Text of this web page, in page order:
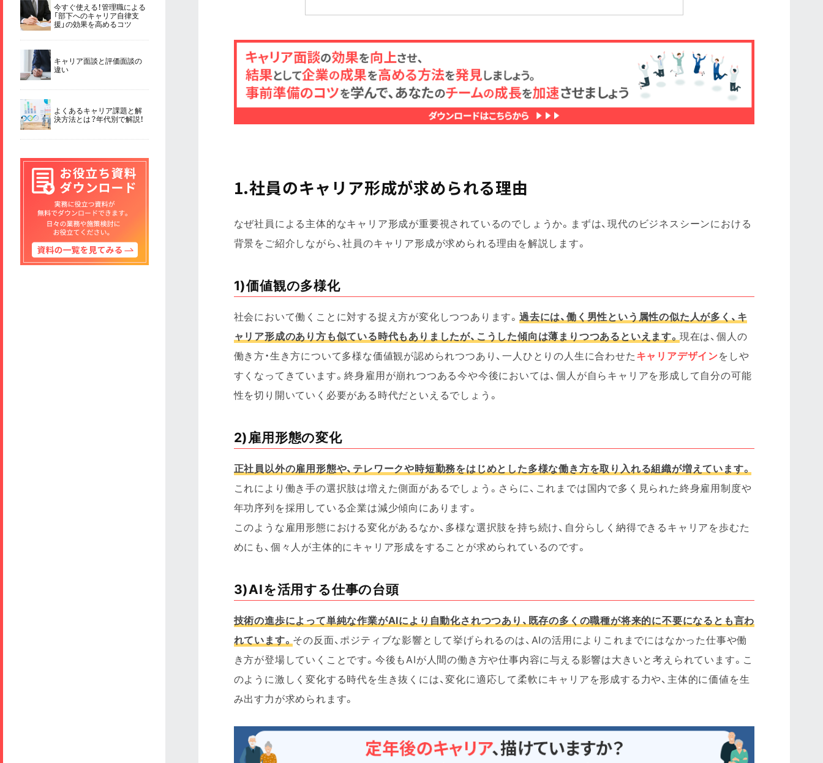
今すぐ使える！管理職による
「部下へのキャリア自律支
援」の効果を高めるコツ
キャリア面談と評価面談の
違い
よくあるキャリア課題と解
決方法とは？年代別で解説！
1.社員のキャリア形成が求められる理由
なぜ社員による主体的なキャリア形成が重要視されているのでしょうか。まずは、現代のビジネスシーンにおける
背景をご紹介しながら、社員のキャリア形成が求められる理由を解説します。
1)価値観の多様化
社会において働くことに対する捉え方が変化しつつあります。過去には、働く男性という属性の似た人が多く、キ
ャリア形成のあり方も似ている時代もありましたが、こうした傾向は薄まりつつあるといえます。 現在は、個人の
働き方・生き方について多様な価値観が認められつつあり、一人ひとりの人生に合わせたキャリアデザインをしや
すくなってきています。終身雇用が崩れつつある今や今後においては、個人が自らキャリアを形成して自分の可能
性を切り開いていく必要がある時代だといえるでしょう。
2)雇用形態の変化
正社員以外の雇用形態や、テレワークや時短勤務をはじめとした多様な働き方を取り入れる組織が増えています。
これにより働き手の選択肢は増えた側面があるでしょう。さらに、これまでは国内で多く見られた終身雇用制度や
年功序列を採用している企業は減少傾向にあります。
このような雇用形態における変化があるなか、多様な選択肢を持ち続け、自分らしく納得できるキャリアを歩むた
めにも、個々人が主体的にキャリア形成をすることが求められているのです。
3)AIを活用する仕事の台頭
技術の進歩によって単純な作業がAIにより自動化されつつあり、既存の多くの職種が将来的に不要になるとも言わ
れています。 その反面、ポジティブな影響として挙げられるのは、AIの活用によりこれまでにはなかった仕事や働
き方が登場していくことです。今後もAIが人間の働き方や仕事内容に与える影響は大きいと考えられています。こ
のように激しく変化する時代を生き抜くには、変化に適応して柔軟にキャリアを形成する力や、主体的に価値を生
み出す力が求められます。